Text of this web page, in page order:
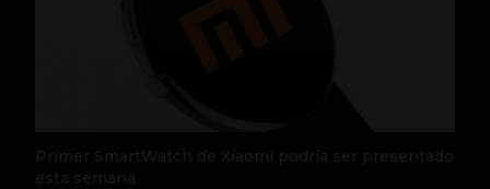
Primer SmartWatch de Xiaomi podría ser presentado
esta semana